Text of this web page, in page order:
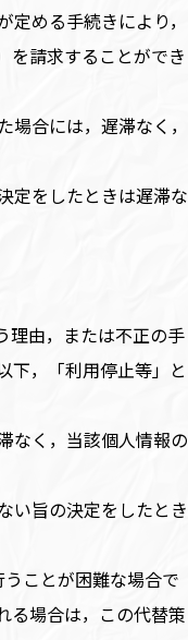
める手続きにより，
を請求することができ
合には，遅滞なく，
定をしたときは遅滞な
理由，または不正の手
下，「利用停止等」と
なく，当該個人情報の
い旨の決定をしたとき
ことが困難な場合で
る場合は，この代替策